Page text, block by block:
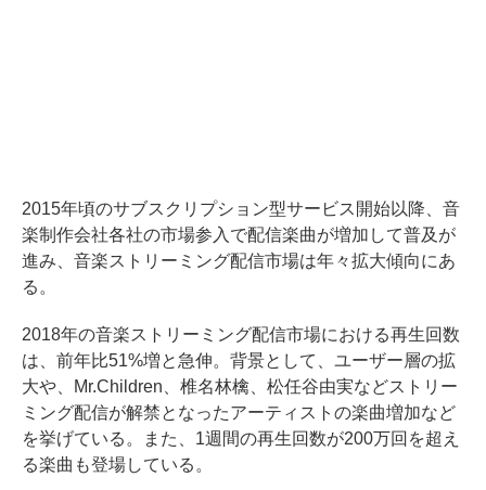
2015年頃のサブスクリプション型サービス開始以降、音
楽制作会社各社の市場参入で配信楽曲が増加して普及が
進み、音楽ストリーミング配信市場は年々拡大傾向にあ
る。
2018年の音楽ストリーミング配信市場における再生回数
は、前年比51%増と急伸。背景として、ユーザー層の拡
大や、Mr.Children、椎名林檎、松任谷由実などストリー
ミング配信が解禁となったアーティストの楽曲増加など
を挙げている。また、1週間の再生回数が200万回を超え
る楽曲も登場している。